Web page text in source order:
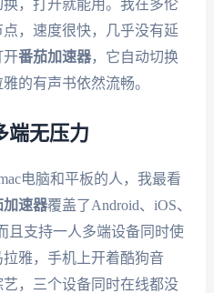
，打开就能用。我在多伦
，速度很快，几乎没有延
开番茄加速器，它自动切换
的有声书依然流畅。
端无压力
电脑和平板的人，我最看
加速器覆盖了Android、iOS、
且支持一人多端设备同时使
雅，手机上开着酷狗音
，三个设备同时在线都没